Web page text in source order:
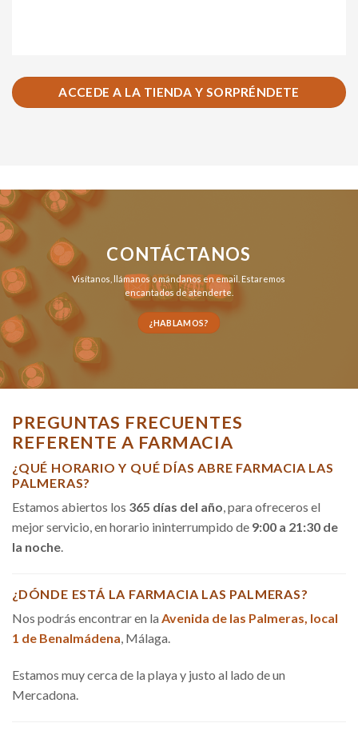
ACCEDE A LA TIENDA Y SORPRÉNDETE
CONTÁCTANOS
Visítanos, llámanosomándanos en email . Estaremos
encantados de atenderte.
¿HABLAMOS?
PREGUNTAS FRECUENTES
REFERENTE A FARMACIA
¿QUÉ HORARIO Y QUÉ DÍAS ABRE FARMACIA LAS
PALMERAS?
Estamos abiertos los 365 días del año, para ofreceros el
mejor servicio, en horario ininterrumpido de 9:00 a 21:30 de
la noche.
¿DÓNDE ESTÁ LA FARMACIA LAS PALMERAS?
Nos podrás encontrar en la Avenida de las Palmeras, local
1 de Benalmádena, Málaga.
Estamos muy cerca de la playa y justo al lado de un
Mercadona.